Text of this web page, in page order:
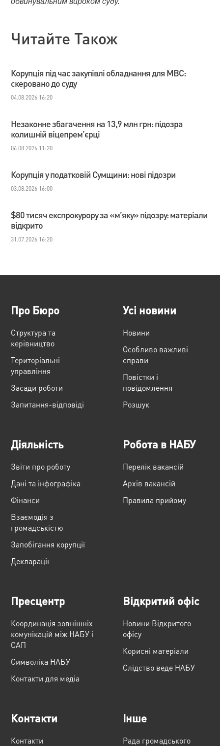
Читайте Також
Корупція під час закупівлі обладнання для МВС:
скеровано до суду
04.08.2026 16:20
Незаконне збагачення на 13,9 млн грн: підозра
колишній віцепрем’єрці
06.08.2026 11:20
Корупція у податковій Сумщини: нові підозри
03.08.2026 16:00
$80 тисяч експрокурору за «м’яку» підозру: матеріали
відкрито
31.07.2026 16:20
Про Бюро
Структура та
керівництво
Територіальні
управління
Засади роботи
Запитання-відповіді
Усі новини
Новини
Особливо важливі
справи
Повістки і
повідомлення
Розшук
Діяльність
Звіти про роботу
Дані та інфографіка
Фінанси
Взаємодія з
громадськістю
Запобігання корупції
Декларації
Робота в НАБУ
Перелік вакансій
Архів вакансій
Правила прийому
Пресцентр
Координація зовнішніх
комунікацій між НАБУ і
САП
Cимволіка НАБУ
Контакти для медіа
Відкритий офіс
Новини Відкритого
офісу
Корисні матеріали
Слідство веде НАБУ
Контакти
Контакти
Інше
Рада громадського